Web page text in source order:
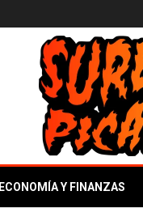
ECONOMÍA Y FINANZAS